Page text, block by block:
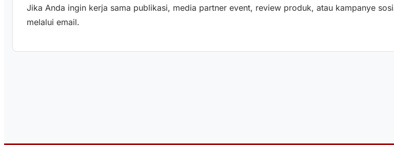
Jika Anda ingin kerja sama publikasi, media partner event, review produk, atau kampanye
melalui email.